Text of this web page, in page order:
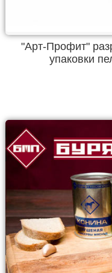
"Арт-Профит"
упаковки